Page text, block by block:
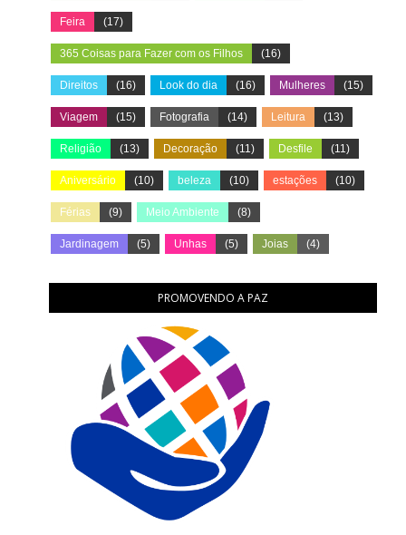
Feira (17)
365 Coisas para Fazer com os Filhos (16)
Direitos (16) Look do dia (16) Mulheres (15)
Viagem (15) Fotografia (14) Leitura (13)
Religião (13) Decoração (11) Desfile (11)
Aniversário (10) beleza (10) estações (10)
Férias (9) Meio Ambiente (8)
Jardinagem (5) Unhas (5) Joias (4)
PROMOVENDO A PAZ